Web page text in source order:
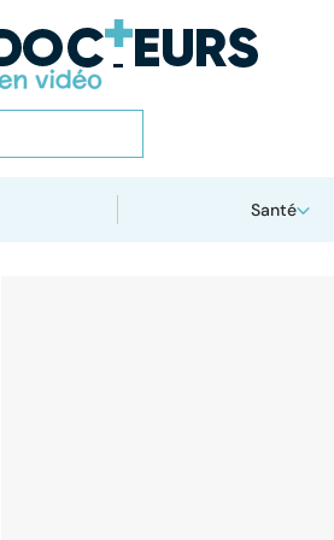
Santé